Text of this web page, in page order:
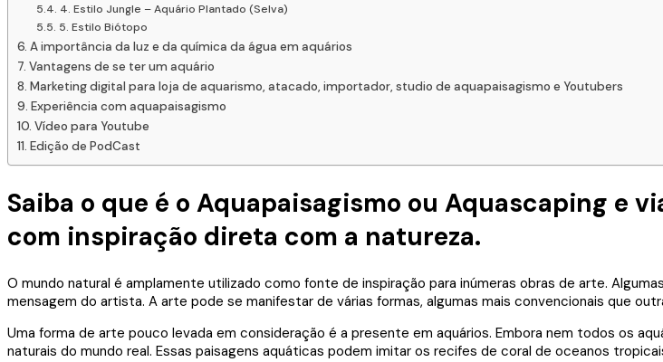
4. Estilo Jungle – Aquário Plantado (Selva)
5. Estilo Biótopo
A importância da luz e da química da água em aquários
Vantagens de se ter um aquário
Marketing digital para loja de aquarismo, atacado, importador, studio de aquapaisagismo e Youtubers
Experiência com aquapaisagismo
Vídeo para Youtube
Edição de PodCast
Saiba o que é o Aquapaisagismo ou Aquascaping e
com inspiração direta com a natureza.
O mundo natural é amplamente utilizado como fonte de inspiração para inúmeras obras de arte.
mensagem do artista. A arte pode se manifestar de várias formas, algumas mais convencionais que
Uma forma de arte pouco levada em consideração é a presente em aquários. Embora nem todos os
naturais do mundo real. Essas paisagens aquáticas podem imitar os recifes de coral de oceanos